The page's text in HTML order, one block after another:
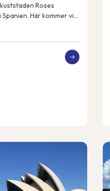
Roses
Här kommer vi